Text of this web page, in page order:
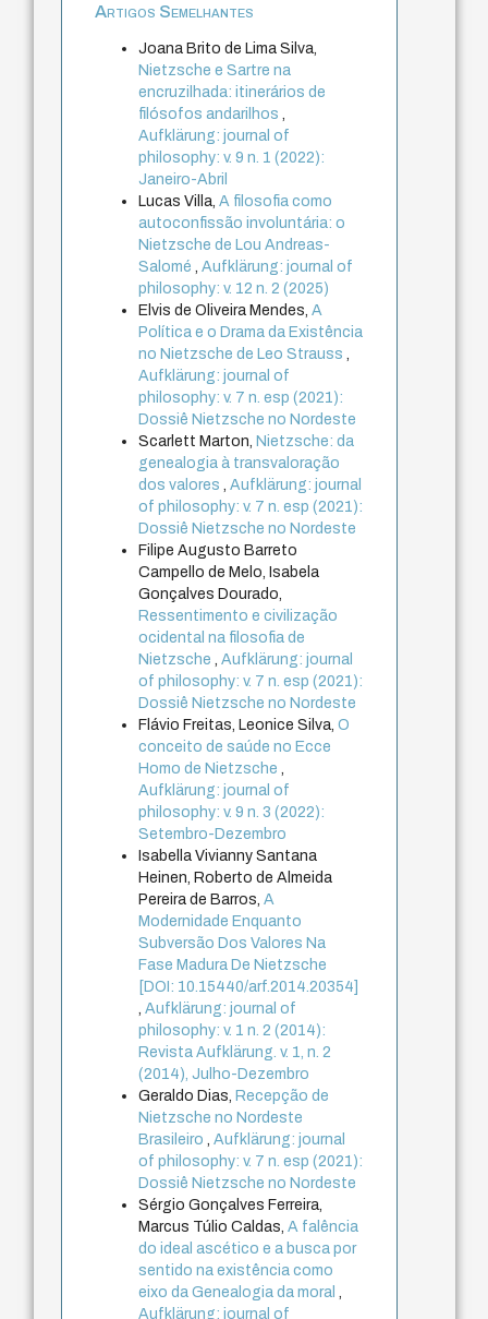
Artigos Semelhantes
Joana Brito de Lima Silva,
Nietzsche e Sartre na
encruzilhada: itinerários de
filósofos andarilhos,
Aufklärung: journal of
philosophy: v. 9 n. 1 (2022):
Janeiro-Abril
Lucas Villa,A filosofia como
autoconfissão involuntária: o
Nietzsche de Lou Andreas-
Salomé,Aufklärung: journal of
philosophy: v. 12 n. 2 (2025)
Elvis de Oliveira Mendes,A
Política e o Drama da Existência
no Nietzsche de Leo Strauss,
Aufklärung: journal of
philosophy: v. 7 n. esp (2021):
Dossiê Nietzsche no Nordeste
Scarlett Marton, Nietzsche: da
genealogia à transvaloração
dos valores,Aufklärung: journal
of philosophy: v. 7 n. esp (2021):
Dossiê Nietzsche no Nordeste
Filipe Augusto Barreto
Campello de Melo, Isabela
Gonçalves Dourado,
Ressentimento e civilização
ocidental na filosofia de
Nietzsche,Aufklärung: journal
of philosophy: v. 7 n. esp (2021):
Dossiê Nietzsche no Nordeste
Flávio Freitas, Leonice Silva,O
conceito de saúde no Ecce
Homo de Nietzsche,
Aufklärung: journal of
philosophy: v. 9 n. 3 (2022):
Setembro-Dezembro
Isabella Vivianny Santana
Heinen, Roberto de Almeida
Pereira de Barros,A
Modernidade Enquanto
Subversão Dos Valores Na
Fase Madura De Nietzsche
[DOI: 10.15440/arf.2014.20354]
,Aufklärung: journal of
philosophy: v. 1 n. 2 (2014):
Revista Aufklärung. v. 1, n. 2
(2014), Julho-Dezembro
Geraldo Dias, Recepção de
Nietzsche no Nordeste
Brasileiro,Aufklärung: journal
of philosophy: v. 7 n. esp (2021):
Dossiê Nietzsche no Nordeste
Sérgio Gonçalves Ferreira,
Marcus Túlio Caldas,A falência
do ideal ascético e a busca por
sentido na existência como
eixo da Genealogia da moral,
Aufklärung: journal of